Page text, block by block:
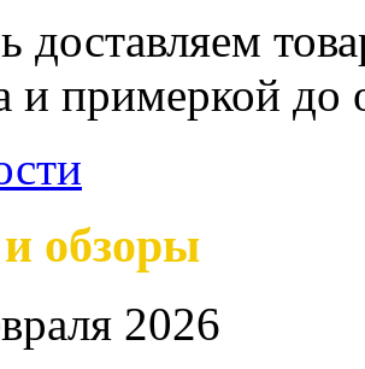
доставляем
и примеркой
обзоры
2026